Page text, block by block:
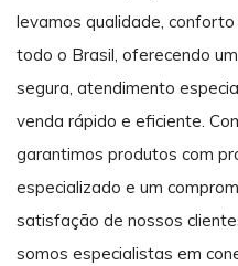
levamos qualidade,
todo o Brasil, oferecendo
segura, atendimento
venda rápido e eficiente.
garantimos produtos com
especializado e um
satisfação de nossos
somos especialistas em